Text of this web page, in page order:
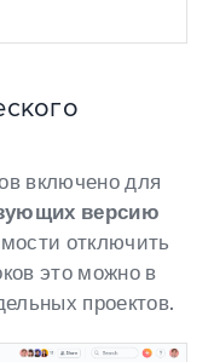
включено для
версию
отключить
это можно в
проектов.